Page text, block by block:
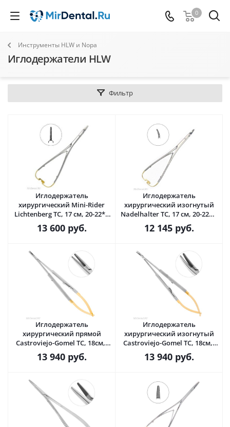
0
Инструменты HLW и Nopa
Иглодержатели HLW
Фильтр
Иглодержатель
хирургический Mini-Rider
Lichtenberg TC, 17 см, 20-22* ·
HLW Dental (Германия)
13 600руб.
Иглодержатель
хирургический изогнутый
Nadelhalter TC, 17 см, 20-22B*
· HLW Dental (Германия)
12 145руб.
Иглодержатель
хирургический прямой
Castroviejo-Gomel TC, 18см,,
20-20* · HLW Dental
(Германия)
13 940руб.
Иглодержатель
хирургический изогнутый
Castroviejo-Gomel TC, 18см,,
20-18* · HLW Dental
(Германия)
13 940руб.